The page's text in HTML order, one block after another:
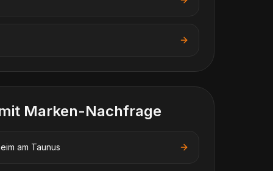
Marken-Nachfrage
am Taunus